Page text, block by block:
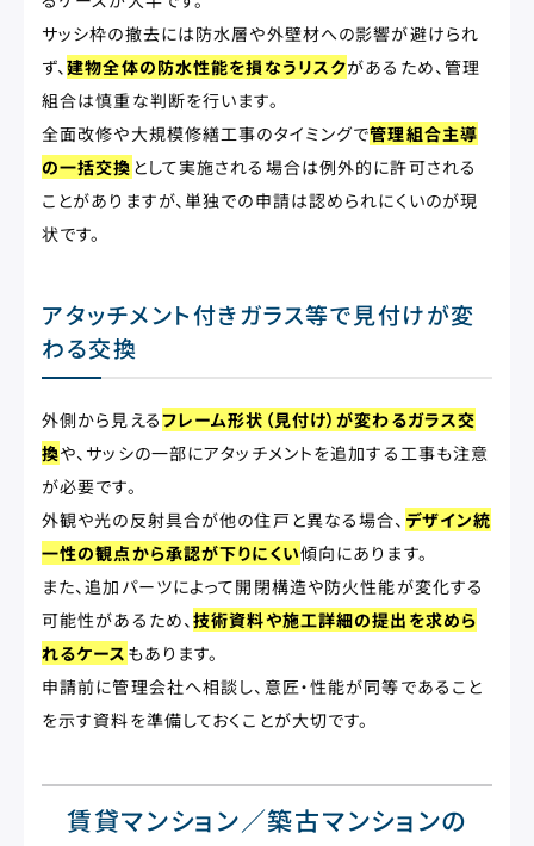
サッシ枠の撤去には防水層や外壁材への影響が避けられ
ず、建物全体の防水性能を損なうリスクがあるため、管理
組合は慎重な判断を行います。
全面改修や大規模修繕工事のタイミングで管理組合主導
の一括交換 として実施される場合は例外的に許可される
ことがありますが、単独での申請は認められにくいのが現
状です。
アタッチメント付きガラス等で見付けが変
わる交換
外側から見えるフレーム形状（見付け）が変わるガラス交
換や、サッシの一部にアタッチメントを追加する工事も注意
が必要です。
外観や光の反射具合が他の住戸と異なる場合、 デザイン統
一性の観点から承認が下りにくい傾向にあります。
また、追加パーツによって開閉構造や防火性能が変化する
可能性があるため、技術資料や施工詳細の提出を求めら
れるケース もあります。
申請前に管理会社へ相談し、意匠・性能が同等であること
を示す資料を準備しておくことが大切です。
賃貸マンション／築古マンションの